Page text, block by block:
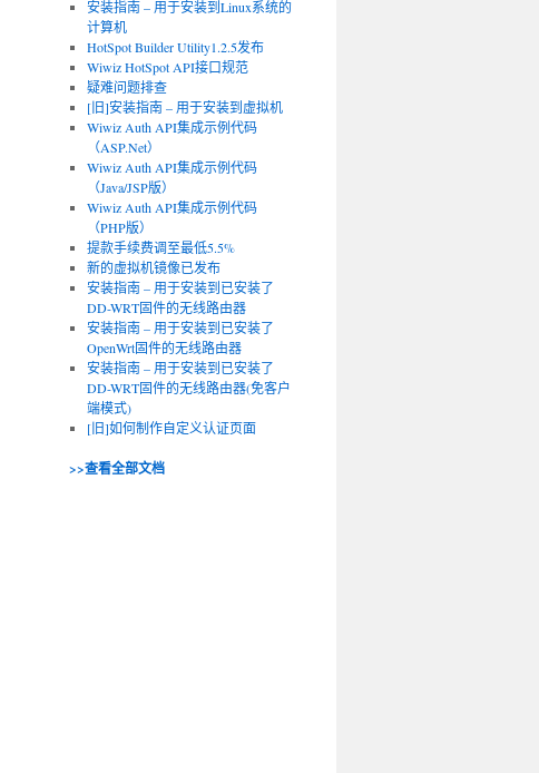
安装指南 – 用于安装到Linux系统的
计算机
HotSpot Builder Utility1.2.5发布
Wiwiz HotSpot API接口规范
疑难问题排查
[旧]安装指南 – 用于安装到虚拟机
Wiwiz Auth API集成示例代码
（ASP.Net）
Wiwiz Auth API集成示例代码
（Java/JSP版）
Wiwiz Auth API集成示例代码
（PHP版）
提款手续费调至最低5.5%
新的虚拟机镜像已发布
安装指南 – 用于安装到已安装了
DD-WRT固件的无线路由器
安装指南 – 用于安装到已安装了
OpenWrt固件的无线路由器
安装指南 – 用于安装到已安装了
DD-WRT固件的无线路由器(免客户
端模式)
[旧]如何制作自定义认证页面
>>查看全部文档